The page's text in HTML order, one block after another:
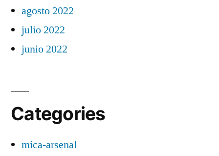
agosto 2022
julio 2022
junio 2022
Categories
mica-arsenal